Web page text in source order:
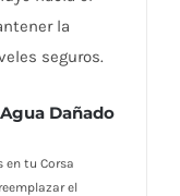
la
seguros.
Dañado
tu Corsa
el